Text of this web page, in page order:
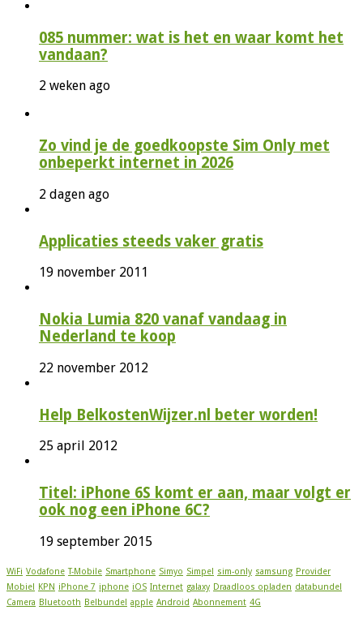
085 nummer: wat is het en waar komt het
vandaan?
2 weken ago
Zo vind je de goedkoopste Sim Only met
onbeperkt internet in 2026
2 dagen ago
Applicaties steeds vaker gratis
19 november 2011
Nokia Lumia 820 vanaf vandaag in
Nederland te koop
22 november 2012
Help BelkostenWijzer.nl beter worden!
25 april 2012
Titel: iPhone 6S komt er aan, maar volgt er
ook nog een iPhone 6C?
19 september 2015
WiFi Vodafone T-Mobile Smartphone Simyo Simpel sim-only samsung Provider
Mobiel KPN iPhone 7 iphone iOS Internet galaxy Draadloos opladen databundel
Camera Bluetooth Belbundel apple Android Abonnement 4G